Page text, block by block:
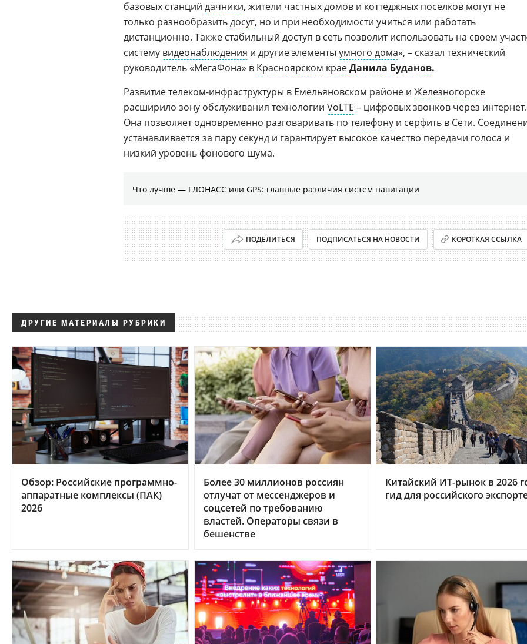
базовых станций дачники, жители частных домов и коттеджных поселков могут не
только разнообразитьдосуг, но и при необходимости учиться или работать
дистанционно. Также стабильный доступ в сеть позволит использовать на своем
систему видеонаблюдения и другие элементы умного дома», – сказал технический
руководитель «МегаФона» в Красноярском краеДанила Буданов.
Развитие телеком-инфраструктуры в Емельяновском районе и Железногорске
расширило зону обслуживания технологии VoLTE – цифровых звонков через интернет.
Она позволяет одновременно разговаривать по телефону и серфить в Сети.
устанавливается за пару секунд и гарантирует высокое качество передачи голоса и
низкий уровень фонового шума.
Что лучше — ГЛОНАСС или GPS: главные различия систем навигации
ПОДЕЛИТЬСЯ ПОДПИСАТЬСЯ НА НОВОСТИ КОРОТКАЯ ССЫЛКА
ДРУГИЕ МАТЕРИАЛЫ РУБРИКИ
Обзор: Российские программно-
аппаратные комплексы (ПАК)
2026
Более 30 миллионов россиян
отлучат от мессенджеров и
соцсетей по требованию
властей. Операторы связи в
бешенстве
Китайский ИТ-рынок в 2026
гид для российского